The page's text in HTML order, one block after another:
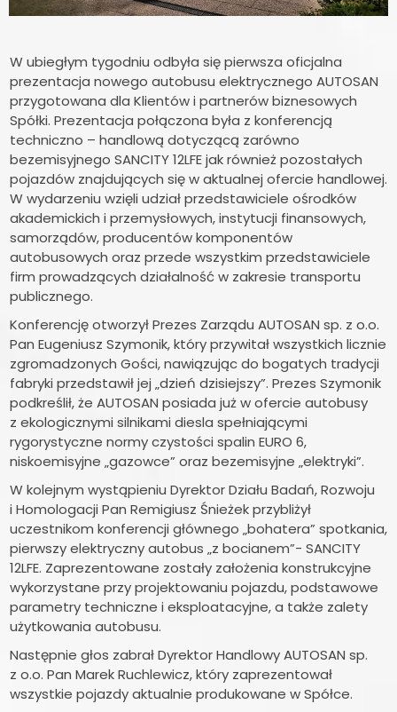
W ubiegłym tygodniu odbyła się pierwsza oficjalna
prezentacja nowego autobusu elektrycznego AUTOSAN
przygotowana dla Klientów i partnerów biznesowych
Spółki. Prezentacja połączona była z konferencją
techniczno – handlową dotyczącą zarówno
bezemisyjnego SANCITY 12LFE jak również pozostałych
pojazdów znajdujących się w aktualnej ofercie handlowej.
W wydarzeniu wzięli udział przedstawiciele ośrodków
akademickich i przemysłowych, instytucji finansowych,
samorządów, producentów komponentów
autobusowych oraz przede wszystkim przedstawiciele
firm prowadzących działalność w zakresie transportu
publicznego.
Konferencję otworzył Prezes Zarządu AUTOSAN sp. z o.o.
Pan Eugeniusz Szymonik, który przywitał wszystkich licznie
zgromadzonych Gości, nawiązując do bogatych tradycji
fabryki przedstawił jej „dzień dzisiejszy”. Prezes Szymonik
podkreślił, że AUTOSAN posiada już w ofercie autobusy
z ekologicznymi silnikami diesla spełniającymi
rygorystyczne normy czystości spalin EURO 6,
niskoemisyjne „gazowce” oraz bezemisyjne „elektryki”.
W kolejnym wystąpieniu Dyrektor Działu Badań, Rozwoju
i Homologacji Pan Remigiusz Śnieżek przybliżył
uczestnikom konferencji głównego „bohatera” spotkania,
pierwszy elektryczny autobus „z bocianem”- SANCITY
12LFE. Zaprezentowane zostały założenia konstrukcyjne
wykorzystane przy projektowaniu pojazdu, podstawowe
parametry techniczne i eksploatacyjne, a także zalety
użytkowania autobusu.
Następnie głos zabrał Dyrektor Handlowy AUTOSAN sp.
z o.o. Pan Marek Ruchlewicz, który zaprezentował
wszystkie pojazdy aktualnie produkowane w Spółce.